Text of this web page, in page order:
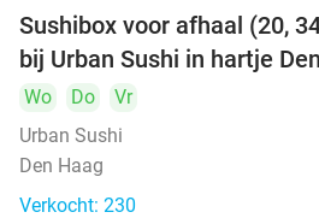
Sushibox voor afhaal (20,
bij Urban Sushi in hartje
Wo Do
Vr
Urban Sushi
Den Haag
Verkocht: 230